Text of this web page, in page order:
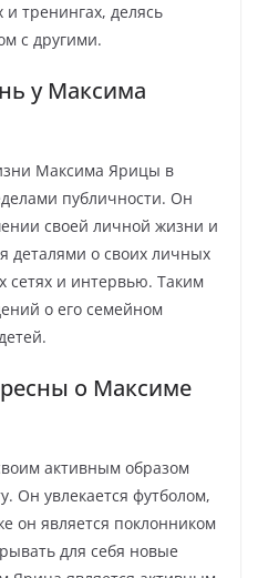
тренингах, делясь
с другими.
у Максима
Максима Ярицы в
публичности. Он
своей личной жизни и
деталями о своих личных
сетях и интервью. Таким
о его семейном
о Максиме
активным образом
Он увлекается футболом,
он является поклонником
для себя новые